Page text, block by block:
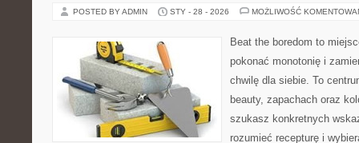
POSTED BY ADMIN STY - 28 - 2026 MOŻLIWOŚĆ
Beat the boredom to
pokonać monotonię i
chwilę dla siebie. To
beauty, zapachach oraz
szukasz konkretnych
rozumieć recepturę i